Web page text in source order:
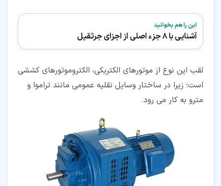
این را هم بخوانید
آشنایی با 8 جزء اصلی از اجزای جرثقیل
لقب این نوع از موتورهای الکتریکی، الکتروموتورهای کششی
است؛ زیرا در ساختار وسایل نقلیه عمومی مانند تراموا و
مترو به کار می رود.